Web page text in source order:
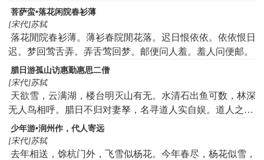
月华羞。捧金瓯。歌扇萦风，吹散一春愁。试问江南诸伴
侣，谁似我，醉扬州。
菩萨蛮•落花闲院春衫薄
[宋代]苏轼
落花閒院春衫薄。薄衫春院閒花落。迟日恨依依。依依恨日
迟。梦回莺舌弄。弄舌莺回梦。邮便问人羞。羞人问便邮。
腊日游孤山访惠勤惠思二僧
[宋代]苏轼
天欲雪，云满湖，楼台明灭山有无。水清石出鱼可数，林深
无人鸟相呼。腊日不归对妻孥，名寻道人实自娱。道人之居
在何许，宝云山前路盘纡。孤山孤绝谁肯庐，道人有道山不
孤。纸窗竹屋深自暖，拥褐坐睡依团蒲。天寒路远愁仆夫，
整驾催归及未晡。出山回望云木合，但见野鹘盘浮图。兹游
少年游•润州作，代人寄远
[宋代]苏轼
去年相送，馀杭门外，飞雪似杨花。今年春尽，杨花似雪，